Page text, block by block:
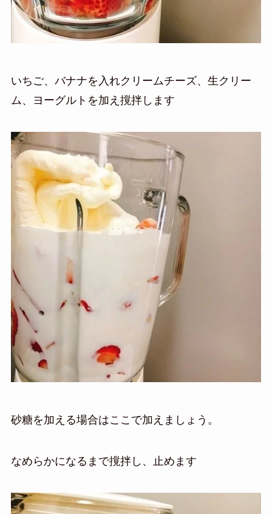
いちご、バナナを入れクリームチーズ、生クリー
ム、ヨーグルトを加え撹拌します
砂糖を加える場合はここで加えましょう。
なめらかになるまで撹拌し、止めます